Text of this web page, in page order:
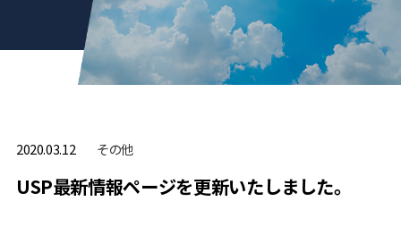
2020.03.12 その他
USP最新情報ページを更新いたしました。